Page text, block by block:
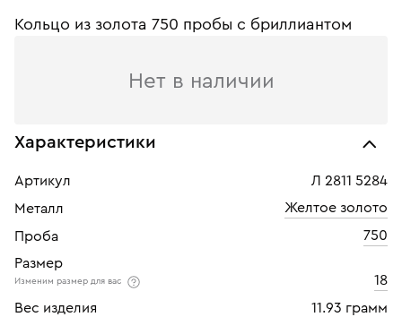
Кольцо из золота 750 пробы с бриллиантом
Нет в наличии
Характеристики
Артикул
Л 2811 5284
Металл
Желтое золото
Проба
750
Размер
Изменим размер для вас
18
Вес изделия
11.93 грамм